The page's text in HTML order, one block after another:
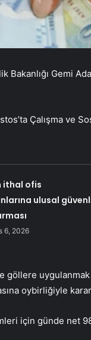
Bakanlığı Gemi
Çalışma ve
ithal ofis
ulusal
6, 2026
göllere
oybirliğiyle
için günde net